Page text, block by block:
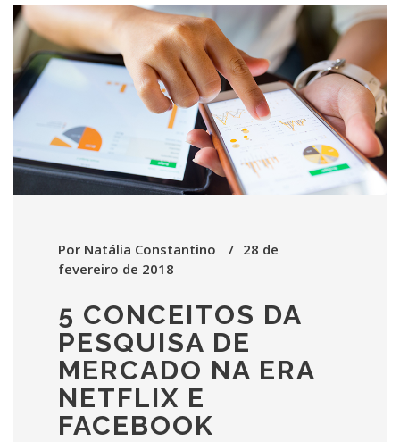
Por Natália Constantino
28 de
fevereiro de 2018
5 CONCEITOS DA
PESQUISA DE
MERCADO NA ERA
NETFLIX E
FACEBOOK